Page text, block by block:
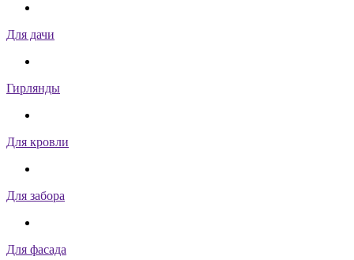
Для дачи
Гирлянды
Для кровли
Для забора
Для фасада